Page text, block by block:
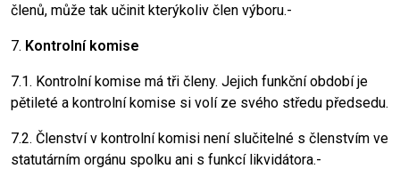
členů, může tak učinit kterýkoliv člen výboru.-
7. Kontrolní komise
7.1. Kontrolní komise má tři členy. Jejich funkční období je
pětileté a kontrolní komise si volí ze svého středu předsedu.
7.2. Členství v kontrolní komisi není slučitelné s členstvím ve
statutárním orgánu spolku ani s funkcí likvidátora.-